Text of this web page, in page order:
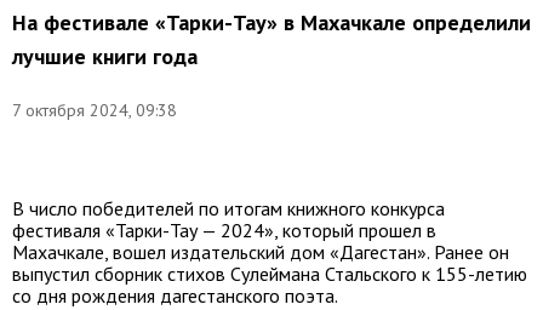
На фестивале «Тарки-Тау» в Махачкале определили
лучшие книги года
7 октября 2024, 09:38
В число победителей по итогам книжного конкурса
фестиваля «Тарки-Тау — 2024», который прошел в
Махачкале, вошел издательский дом «Дагестан». Ранее он
выпустил сборник стихов Сулеймана Стальского к 155-летию
со дня рождения дагестанского поэта.